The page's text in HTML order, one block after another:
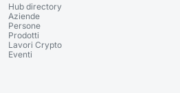
Hub directory
Aziende
Persone
Prodotti
Lavori Crypto
Eventi